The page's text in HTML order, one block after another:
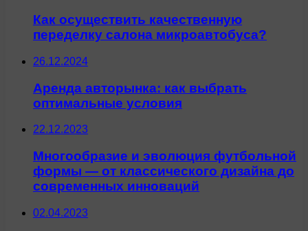
Как осуществить качественную
переделку салона микроавтобуса?
26.12.2024
Аренда авторынка: как выбрать
оптимальные условия
22.12.2023
Многообразие и эволюция футбольной
формы — от классического дизайна до
современных инноваций
02.04.2023